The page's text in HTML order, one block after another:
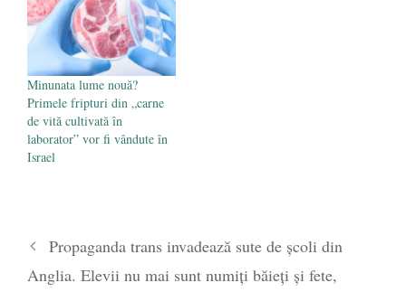
Minunata lume nouă?
Primele fripturi din „carne
de vită cultivată în
laborator” vor fi vândute în
Israel
Propaganda trans invadează sute de școli din
Anglia. Elevii nu mai sunt numiți băieți și fete,